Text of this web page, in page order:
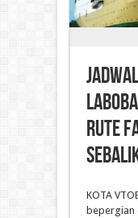
Rute
KOTA
bepergian